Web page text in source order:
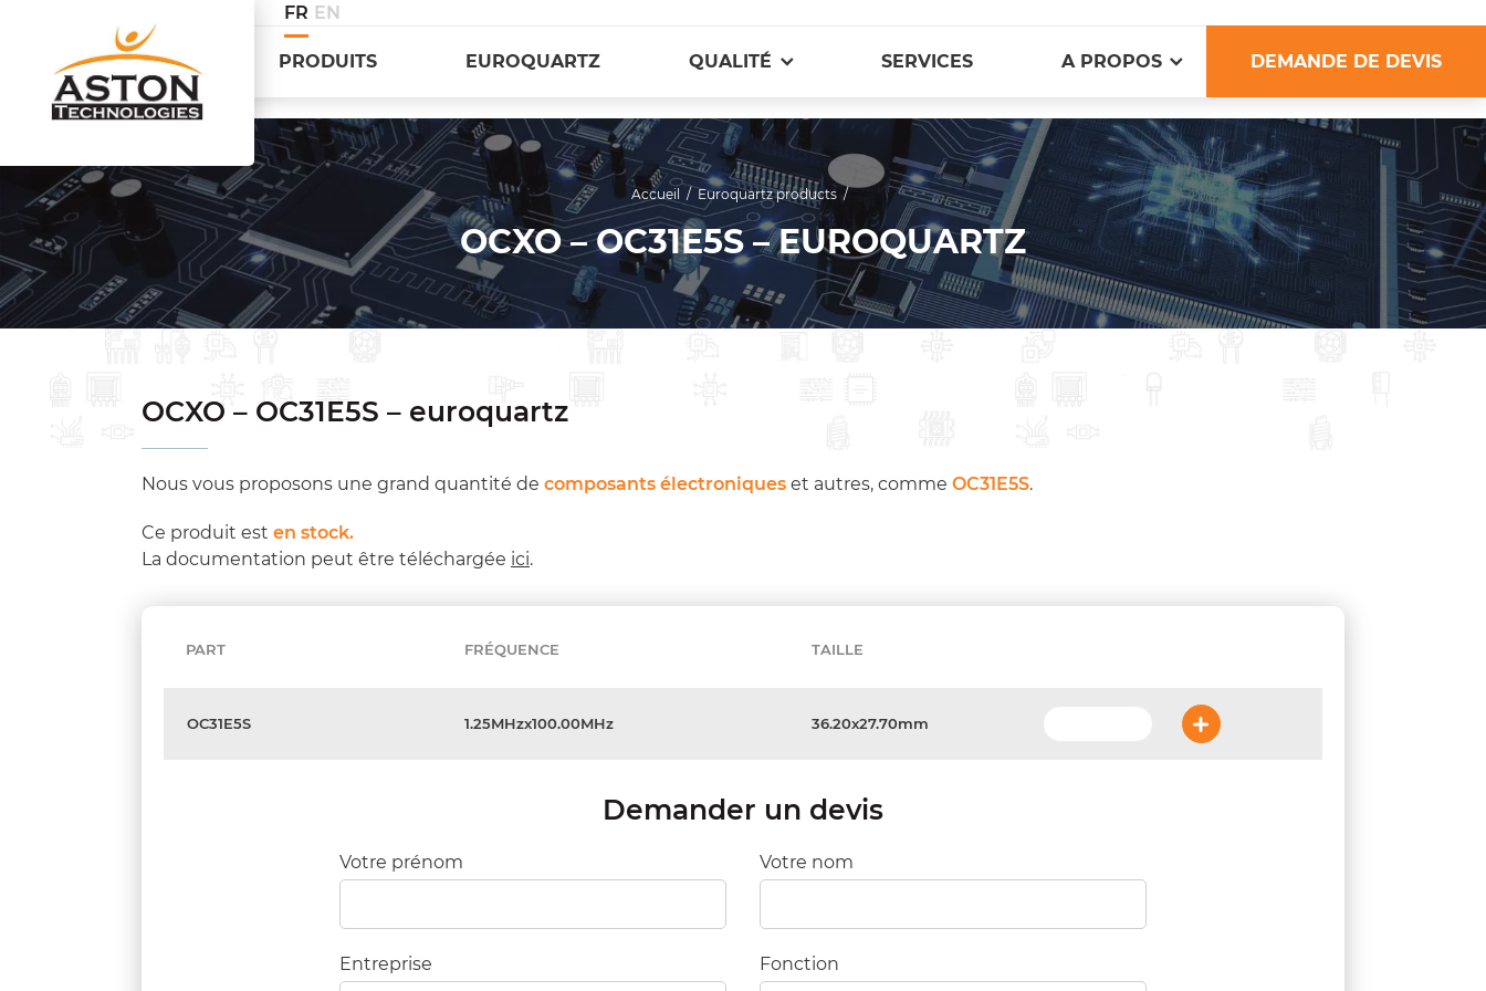
FR EN
PRODUITS EUROQUARTZ QUALITÉ SERVICES A PROPOS DEMANDE DE DEVIS
Accueil / Euroquartz products /
OCXO – OC31E5S – EUROQUARTZ
OCXO – OC31E5S – euroquartz
Nous vous proposons une grand quantité de composants électroniques et autres, comme OC31E5S.
Ce produit est en stock.
La documentation peut être téléchargée ici.
PART FRÉQUENCE TAILLE
OC31E5S 1.25MHzx100.00MHz 36.20x27.70mm
Demander un devis
Votre prénom Votre nom
Entreprise Fonction